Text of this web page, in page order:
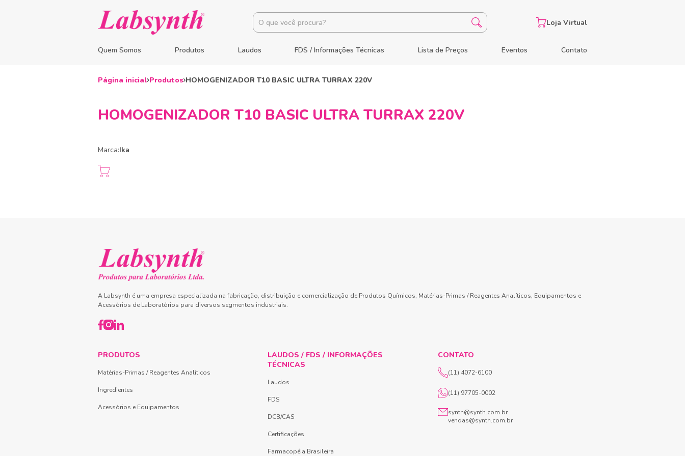
Quem Somos Produtos Laudos FDS / Informações Técnicas Lista de Preços Eventos Contato
Loja Virtual
Página inicial Produtos HOMOGENIZADOR T10 BASIC ULTRA TURRAX 220V
HOMOGENIZADOR T10 BASIC ULTRA TURRAX 220V
Marca:Ika
A Labsynth é uma empresa especializada na fabricação, distribuição e comercialização de Produtos Químicos, Matérias-Primas / Reagentes Analíticos, Equipamentos e
Acessórios de Laboratórios para diversos segmentos industriais.
PRODUTOS
Matérias-Primas / Reagentes Analíticos
Ingredientes
Acessórios e Equipamentos
LAUDOS / FDS / INFORMAÇÕES
TÉCNICAS
Laudos
FDS
DCB/CAS
Certificações
Farmacopéia Brasileira
CONTATO
(11) 4072-6100
(11) 97705-0002
synth@synth.com.br
vendas@synth.com.br